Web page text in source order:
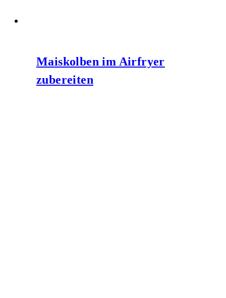
Maiskolben im Airfryer
zubereiten